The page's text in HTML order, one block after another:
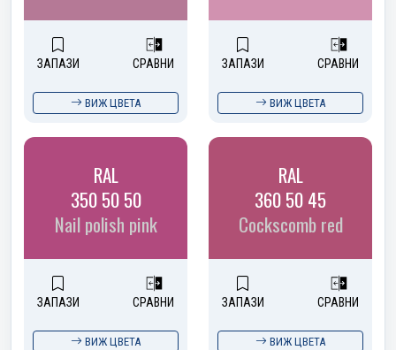
ЗАПАЗИ СРАВНИ
ВИЖ ЦВЕТА
ЗАПАЗИ СРАВНИ
ВИЖ ЦВЕТА
RAL
350 50 50
Nail polish pink
ЗАПАЗИ СРАВНИ
ВИЖ ЦВЕТА
RAL
360 50 45
Cockscomb red
ЗАПАЗИ СРАВНИ
ВИЖ ЦВЕТА